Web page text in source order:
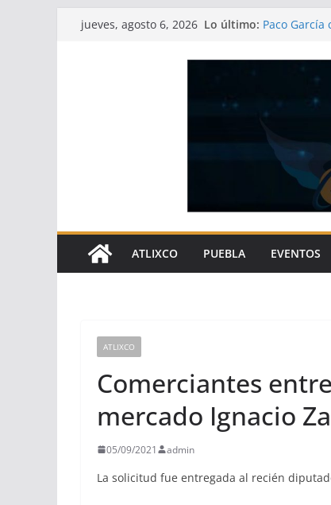
Saltarjueves, agosto 6, 2026 Lo último: Paco
Centro
Gobierno
gracias a
Arturo
bienestar
ATLIXCO PUEBLA EVENTOS
ATLIXCO
Comerciantes
mercado Ignacio
05/09/2021 admin
La solicitud fue entregada al recién